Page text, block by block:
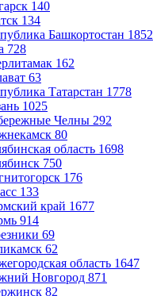
140
134
Башкортостан 1852
728
162
63
Татарстан 1778
1025
Челны 292
80
область 1698
750
176
133
край 1677
914
69
62
область 1647
Новгород 871
82